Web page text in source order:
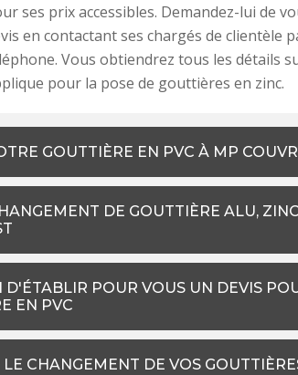
ses prix accessibles. Demandez-lui de
en contactant ses chargés de clientèle
Vous obtiendrez tous les détails
pour la pose de gouttières en zinc.
GOUTTIÈRE EN PVC À MP
DE GOUTTIÈRE ALU,
POUR VOUS UN DEVIS
EN PVC
CHANGEMENT DE VOS